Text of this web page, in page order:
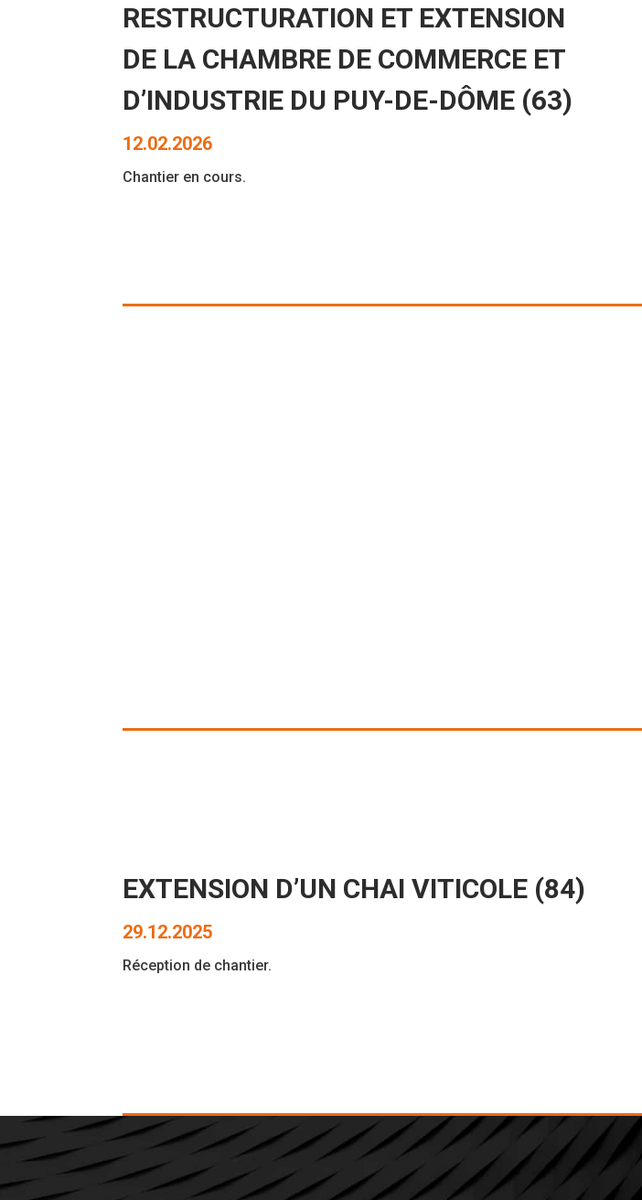
RESTRUCTURATION ET EXTENSION
DE LA CHAMBRE DE COMMERCE ET
D’INDUSTRIE DU PUY-DE-DÔME (63)
12.02.2026
Chantier en cours.
EXTENSION D’UN CHAI VITICOLE (84)
29.12.2025
Réception de chantier.